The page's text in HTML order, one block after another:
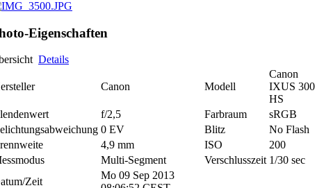
Eigenschaften
Details
Canon Modell
Canon
IXUS 300
HS
f/2,5 Farbraum
sRGB
0 EV Blitz
No Flash
4,9 mm ISO
200
Multi-Segment Verschlusszeit 1/30 sec
Zeit
Mo 09 Sep 2013